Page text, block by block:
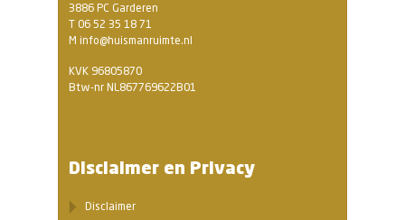
3886 PC Garderen
T 06 52 35 18 71
M info@huismanruimte.nl
KVK 96805870
Btw-nr NL867769622B01
Disclaimer en Privacy
Disclaimer